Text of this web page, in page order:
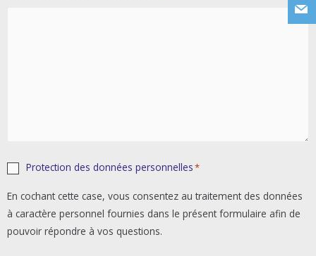
RGPDProtection des données personnelles*
En cochant cette case, vous consentez au traitement des données
à caractère personnel fournies dans le présent formulaire afin de
pouvoir répondre à vos questions.